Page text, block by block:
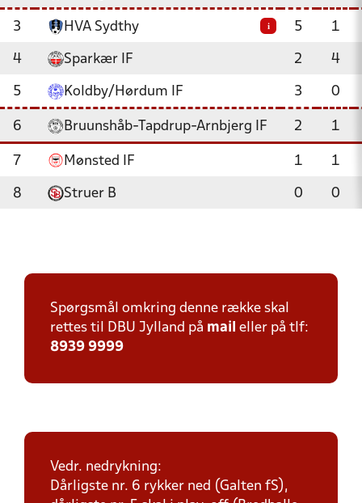
3 HVA Sydthy i 5 1
4 Sparkær IF 2 4
5 Koldby/Hørdum IF 3 0
6 Bruunshåb-Tapdrup-Arnbjerg IF 2 1
7 Mønsted IF 1 1
8 Struer B 0 0
Spørgsmål omkring denne række skal
rettes til DBU Jylland på mail eller på tlf:
8939 9999
Vedr. nedrykning:
Dårligste nr. 6 rykker ned (Galten fS),